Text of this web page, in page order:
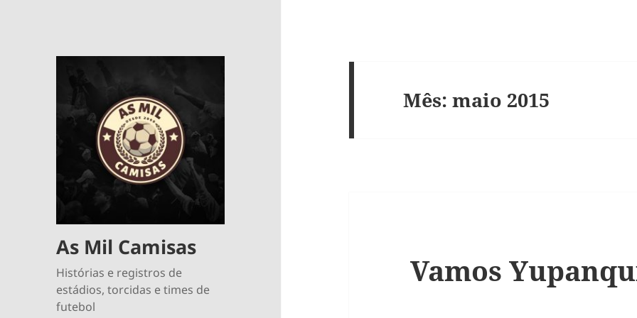
As Mil Camisas
Histórias e registros de
estádios, torcidas e times de
futebol
Mês: maio 2015
Vamos